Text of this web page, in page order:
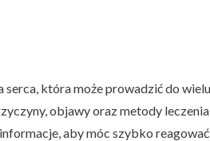
która może prowadzić do wielu
objawy oraz metody
aby móc szybko